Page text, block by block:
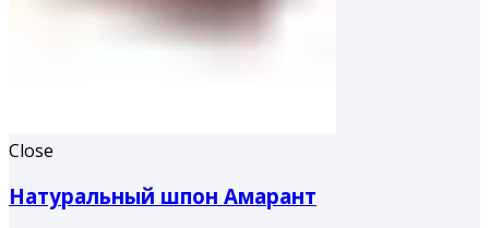
Close
Натуральный шпон Амарант